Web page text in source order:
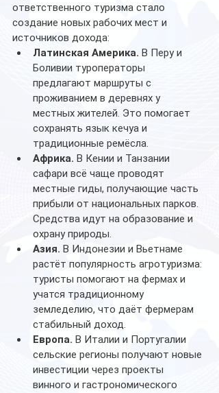
ответственного туризма стало
создание новых рабочих мест и
источников дохода:
Латинская Америка. В Перу и
Боливии туроператоры
предлагают маршруты с
проживанием в деревнях у
местных жителей. Это помогает
сохранять язык кечуа и
традиционные ремёсла.
Африка. В Кении и Танзании
сафари всё чаще проводят
местные гиды, получающие часть
прибыли от национальных парков.
Средства идут на образование и
охрану природы.
Азия. В Индонезии и Вьетнаме
растёт популярность агротуризма:
туристы помогают на фермах и
учатся традиционному
земледелию, что даёт фермерам
стабильный доход.
Европа. В Италии и Португалии
сельские регионы получают новые
инвестиции через проекты
винного и гастрономического